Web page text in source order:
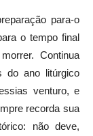
para-o
o tempo final
Continua
do ano litúrgico
venturo, e
recorda sua
não deve,